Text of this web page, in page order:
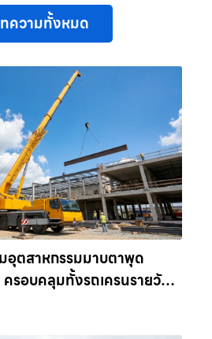
ความทั้งหมด
อุตสาหกรรมมาบตาพุด
ครอบคลุมทั้งรถเครนรายวัน